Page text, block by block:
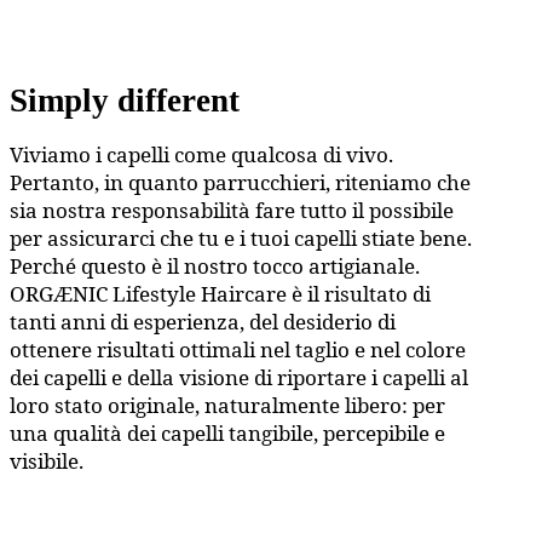
Simply different
Viviamo i capelli come qualcosa di vivo.
Pertanto, in quanto parrucchieri, riteniamo che
sia nostra responsabilità fare tutto il possibile
per assicurarci che tu e i tuoi capelli stiate bene.
Perché questo è il nostro tocco artigianale.
ORGÆNIC Lifestyle Haircare è il risultato di
tanti anni di esperienza, del desiderio di
ottenere risultati ottimali nel taglio e nel colore
dei capelli e della visione di riportare i capelli al
loro stato originale, naturalmente libero: per
una qualità dei capelli tangibile, percepibile e
visibile.